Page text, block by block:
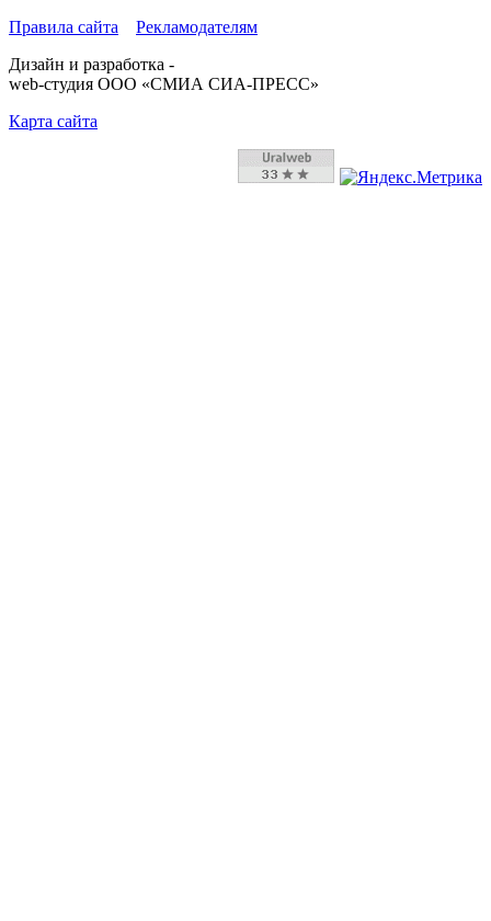
Правила сайта
Рекламодателям
Дизайн и разработка -
web-студия ООО «СМИА СИА-ПРЕСС»
Карта сайта